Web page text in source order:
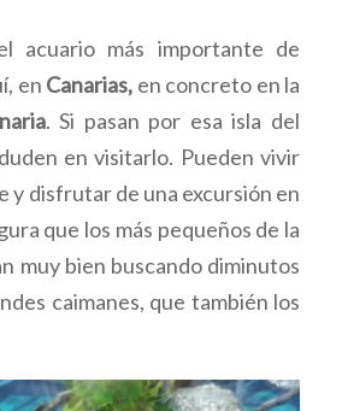
acuario más importante de
en Canarias, en concreto en la
. Si pasan por esa isla del
en visitarlo. Pueden vivir
y disfrutar de una excursión en
que los más pequeños de la
muy bien buscando diminutos
caimanes, que también los